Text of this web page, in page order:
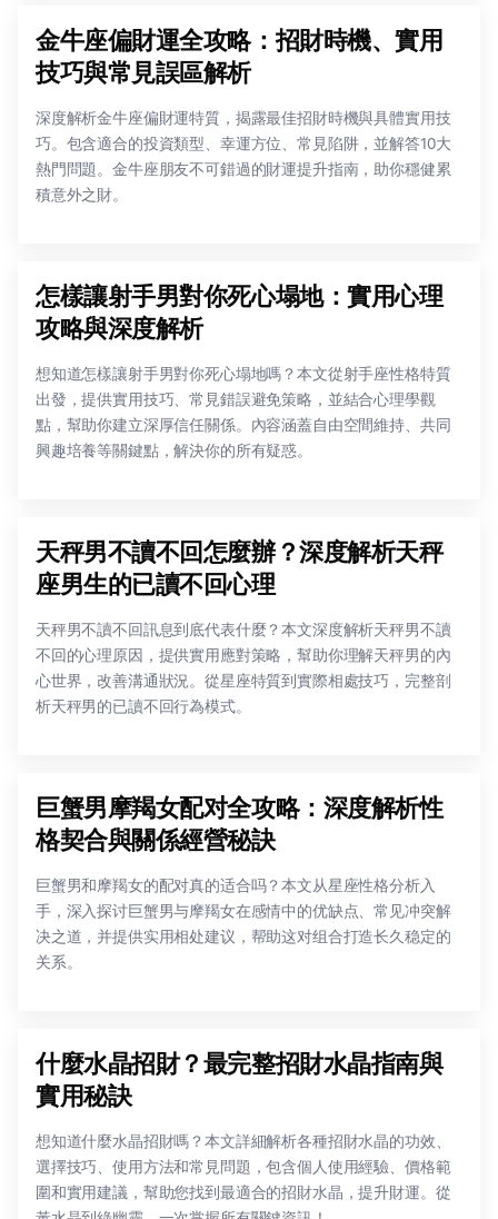
金牛座偏財運全攻略：招財時機、實用
技巧與常見誤區解析
深度解析金牛座偏財運特質，揭露最佳招財時機與具體實用技
巧。包含適合的投資類型、幸運方位、常見陷阱，並解答10大
熱門問題。金牛座朋友不可錯過的財運提升指南，助你穩健累
積意外之財。
怎樣讓射手男對你死心塌地：實用心理
攻略與深度解析
想知道怎樣讓射手男對你死心塌地嗎？本文從射手座性格特質
出發，提供實用技巧、常見錯誤避免策略，並結合心理學觀
點，幫助你建立深厚信任關係。內容涵蓋自由空間維持、共同
興趣培養等關鍵點，解決你的所有疑惑。
天秤男不讀不回怎麼辦？深度解析天秤
座男生的已讀不回心理
天秤男不讀不回訊息到底代表什麼？本文深度解析天秤男不讀
不回的心理原因，提供實用應對策略，幫助你理解天秤男的內
心世界，改善溝通狀況。從星座特質到實際相處技巧，完整剖
析天秤男的已讀不回行為模式。
巨蟹男摩羯女配对全攻略：深度解析性
格契合與關係經營秘訣
巨蟹男和摩羯女的配对真的适合吗？本文从星座性格分析入
手，深入探讨巨蟹男与摩羯女在感情中的优缺点、常见冲突解
决之道，并提供实用相处建议，帮助这对组合打造长久稳定的
关系。
什麼水晶招財？最完整招財水晶指南與
實用秘訣
想知道什麼水晶招財嗎？本文詳細解析各種招財水晶的功效、
選擇技巧、使用方法和常見問題，包含個人使用經驗、價格範
圍和實用建議，幫助您找到最適合的招財水晶，提升財運。從